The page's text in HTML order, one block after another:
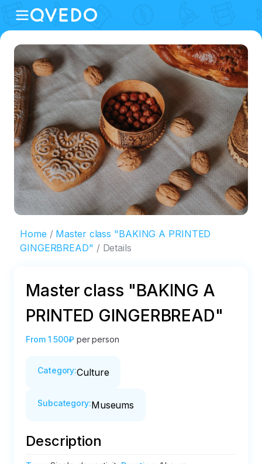
Home
Master class "BAKING A PRINTED
GINGERBREAD"
Details
Master class "BAKING A
PRINTED GINGERBREAD"
From 1 500₽ per person
Category:Culture
Subcategory:Museums
Description